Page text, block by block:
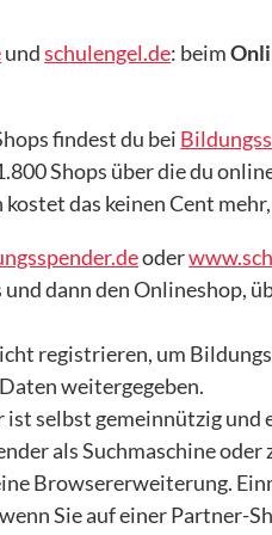
– Zukunft ist jetzt
undschulengel.de: beim
findest du bei
Shops über die du
das keinen Cent
oder
und dann den Onlineshop,
registrieren, um
weitergegeben.
ist selbst gemeinnützig und
als Suchmaschine
Browsererweiterung.
Sie auf einer Partner-